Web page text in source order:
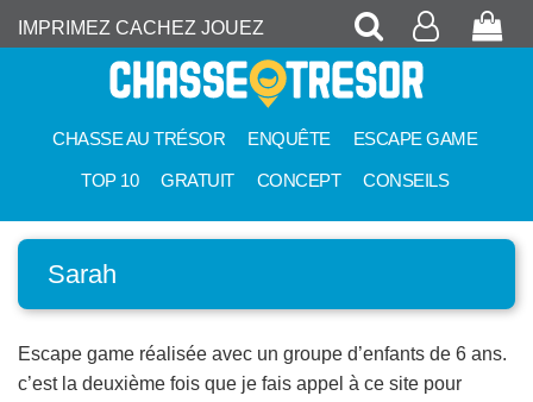
IMPRIMEZ CACHEZ JOUEZ Recherche
Mon
CHASSE AU TRÉSOR ENQUÊTE ESCAPE GAME
TOP 10 GRATUIT CONCEPT CONSEILS
Sarah
Escape game réalisée avec un groupe d’enfants de 6 ans.
c’est la deuxième fois que je fais appel à ce site pour